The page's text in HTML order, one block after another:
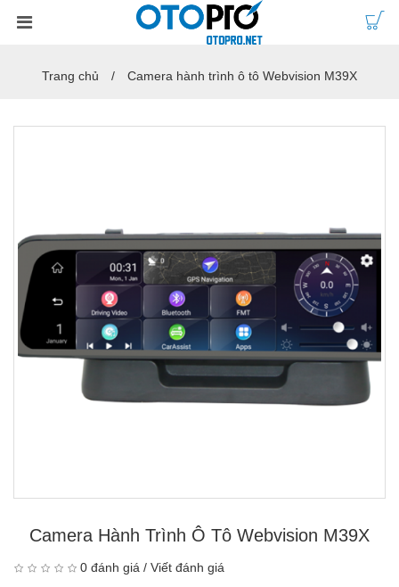
Trang chủ Camera hành trình ô tô Webvision M39X
Camera Hành Trình Ô Tô Webvision M39X
0 đánh giá / Viết đánh giá